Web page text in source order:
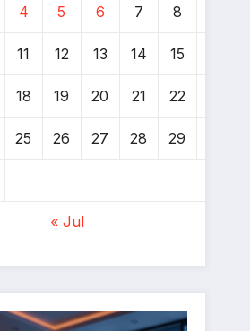
4 5 6 7 8
11 12 13 14 15
18 19 20 21 22
25 26 27 28 29
« Jul